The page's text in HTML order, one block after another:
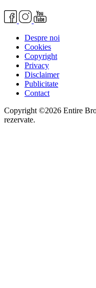
Despre noi
Cookies
Copyright
Privacy
Disclaimer
Publicitate
Contact
Copyright ©2026 Entire
rezervate.